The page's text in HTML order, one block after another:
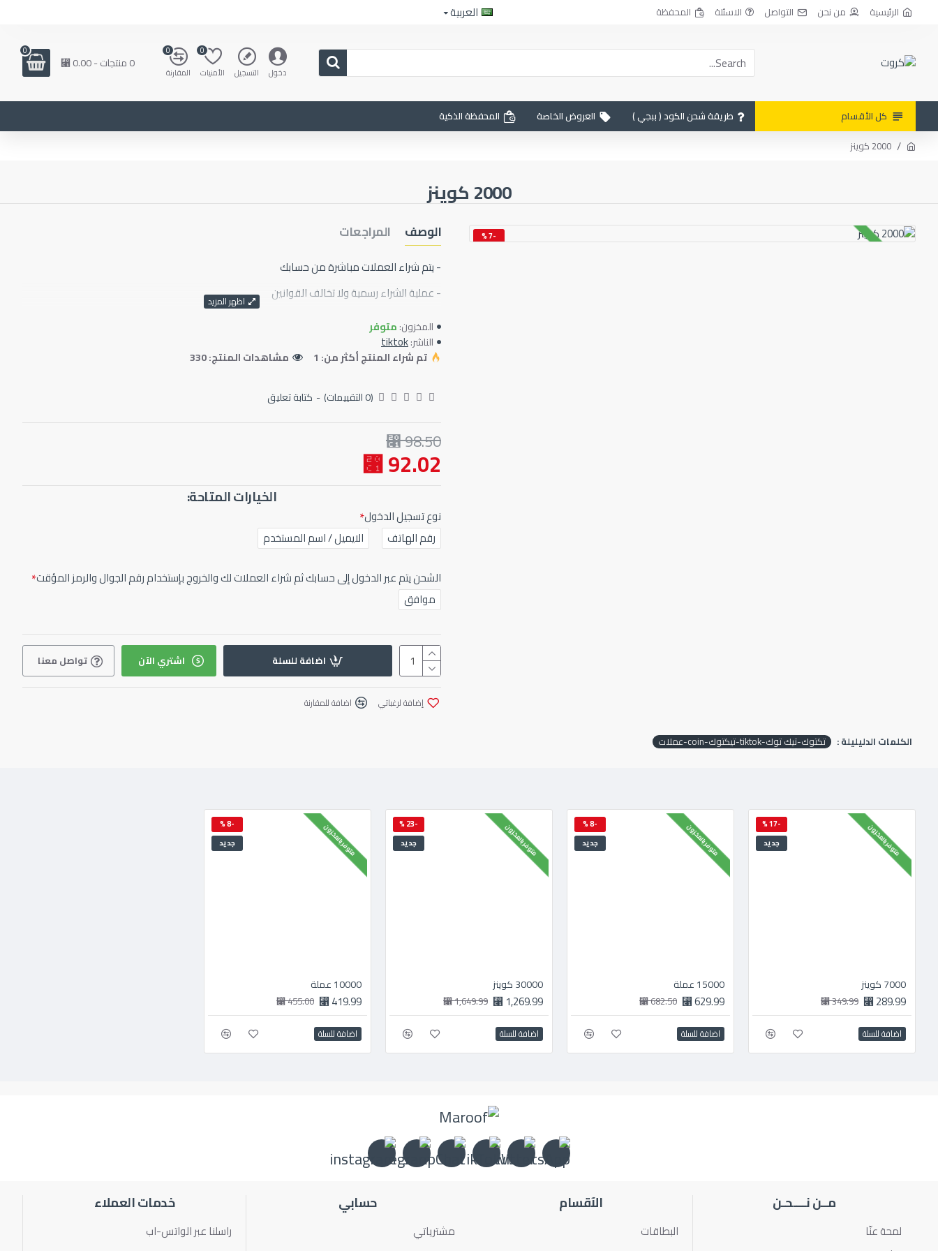
الرئيسية من نحن التواصل الاسئلة المحفظة العربية
دخول التسجيل الأمنيات
0
المقارنة
0
0 منتجات - 0.00 ⃁
0
كل الأقسام طريقة شحن الكود ( ببجي ) العروض الخاصة
المحفظة الذكية
2000 كوينز
2000 كوينز
-7 % الوصف المراجعات
- يتم شراء العملات مباشرة من حسابك
- عملية الشراء رسمية ولا تخالف القوانين
المخزون:متوفر
الناشر:tiktok
تم شراء المنتج أكثر من: 1 مشاهدات المنتج: 330
(0 التقييمات) - كتابة تعليق
92.02 ⃁
98.50 ⃁
الخيارات المتاحة:
نوع تسجيل الدخول
رقم الهاتف
الايميل / اسم المستخدم
الشحن يتم عبر الدخول إلى حسابك ثم شراء العملات لك والخروج بإستخدام رقم الجوال والرمز المؤقت
موافق
اضافة للسلة اشتري الآن تواصل معنا
إضافة لرغباتي اضافة للمقارنة
الكلمات الدليليلة : تكتوك-تيك توك-tiktok-تيكتوك-coin-عملات
متوفر بالمخزون جديد
-17 %
7000 كوينز
289.99 ⃁
349.99 ⃁
اضافة للسلة
متوفر بالمخزون جديد
-8 %
15000 عملة
629.99 ⃁
682.50 ⃁
اضافة للسلة
متوفر بالمخزون جديد
-23 %
30000 كوينز
1,269.99 ⃁
1,649.99 ⃁
اضافة للسلة
متوفر بالمخزون جديد
-8 %
10000 عملة
419.99 ⃁
455.00 ⃁
اضافة للسلة
مــن نــــحـن
لمحة عنّا
الآقسام
البطاقات
حسابي
مشترياتي
خدمات العملاء
راسلنا عبر الواتس-اب